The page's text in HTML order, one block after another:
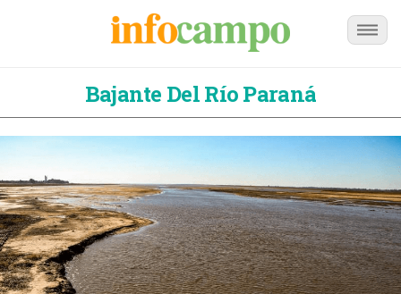
Bajante Del Río Paraná